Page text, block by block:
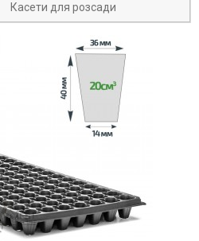
Касети для розсади